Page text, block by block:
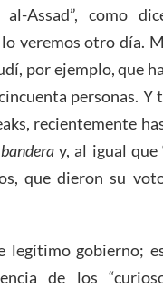
Assad”, como
veremos otro día.
por ejemplo, que
personas. Y
recientemente
y, al igual que
que dieron su
legítimo gobierno;
de los